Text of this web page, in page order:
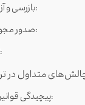
۵. بازرسی و آزمایش کالا:
۶. صدور مجوز و گواهی:
۷. تحویل کالا:
متداول در
۱. پیچیدگی قوانین و مقررات: